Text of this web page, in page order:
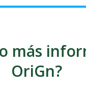
más
OriGn?